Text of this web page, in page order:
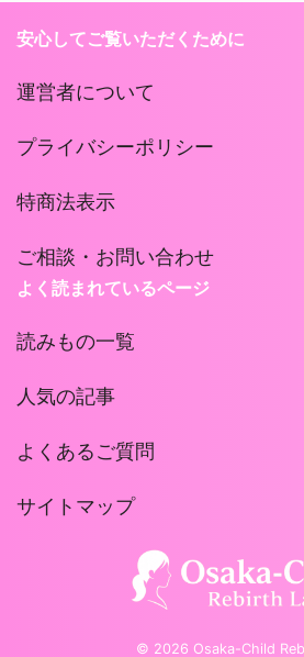
安心してご覧いただくために
運営者について
プライバシーポリシー
特商法表示
ご相談・お問い合わせ
よく読まれているページ
読みもの一覧
人気の記事
よくあるご質問
サイトマップ
© 2026 Osaka-Child